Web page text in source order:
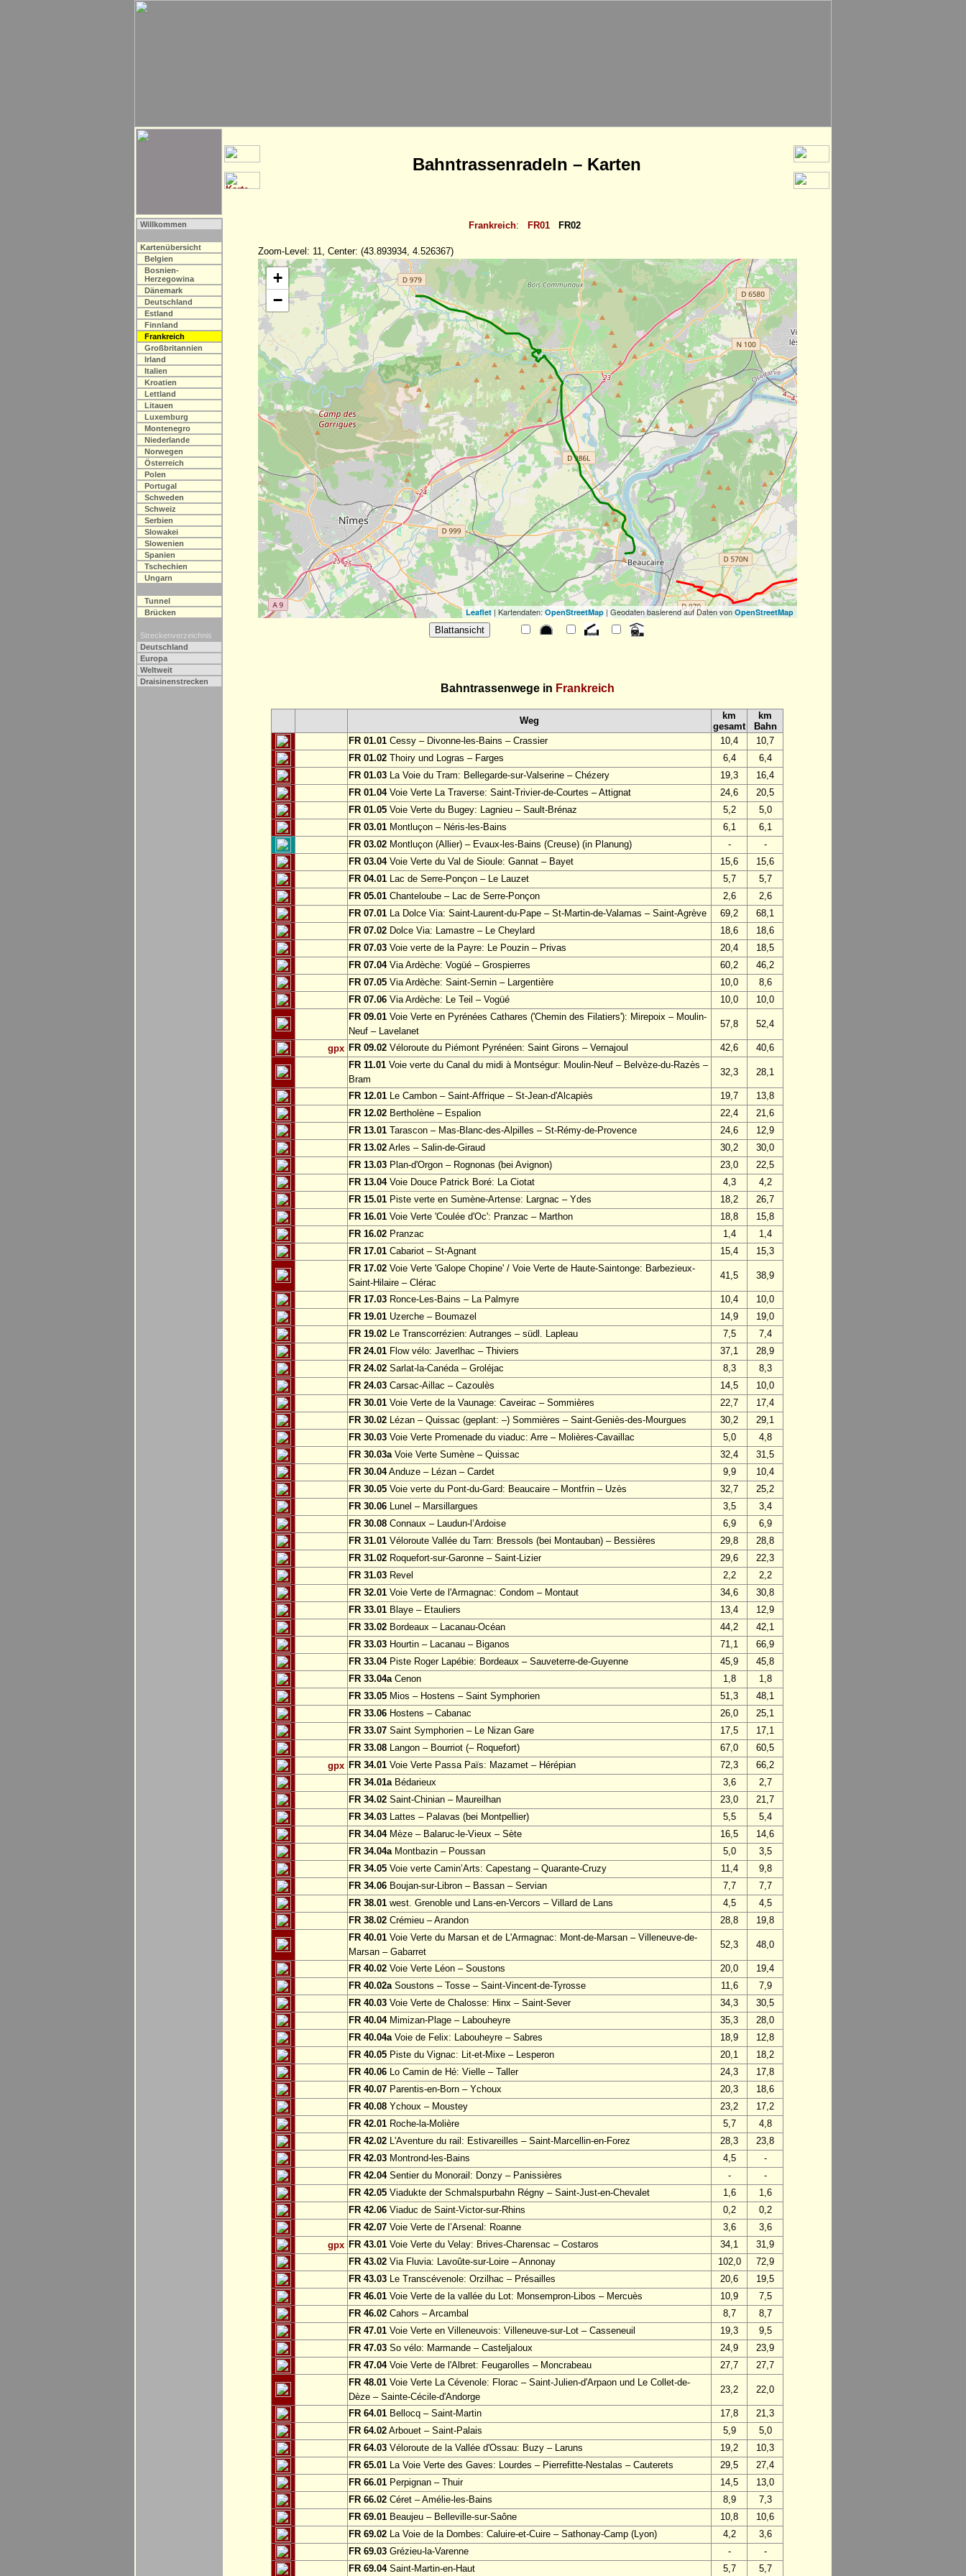
Bahntrassenradeln – Karten
Willkommen
Kartenübersicht
Belgien
Bosnien-
Herzegowina
Dänemark
Deutschland
Estland
Finnland
Frankreich
Großbritannien
Irland
Italien
Kroatien
Lettland
Litauen
Luxemburg
Montenegro
Niederlande
Norwegen
Österreich
Polen
Portugal
Schweden
Schweiz
Serbien
Slowakei
Slowenien
Spanien
Tschechien
Ungarn
Tunnel
Brücken
Streckenverzeichnis
Deutschland
Europa
Weltweit
Draisinenstrecken
Frankreich: FR01 FR02
Zoom-Level: 11, Center: (43.893934, 4.526367)
+
−
Leaflet| Kartendaten: OpenStreetMap| Geodaten basierend auf Daten von OpenStreetMap
Bahntrassenwege in Frankreich
Weg
km
gesamt
km
Bahn
FR 01.01 Cessy – Divonne-les-Bains – Crassier 10,4
10,7
FR 01.02 Thoiry und Logras – Farges 6,4
6,4
FR 01.03 La Voie du Tram: Bellegarde-sur-Valserine – Chézery 19,3
16,4
FR 01.04Voie Verte La Traverse: Saint-Trivier-de-Courtes – Attignat 24,6
20,5
FR 01.05 Voie Verte du Bugey: Lagnieu – Sault-Brénaz 5,2
5,0
FR 03.01 Montluçon – Néris-les-Bains 6,1
6,1
FR 03.02 Montluçon (Allier) – Evaux-les-Bains (Creuse) (in Planung) -
-
FR 03.04Voie Verte du Val de Sioule: Gannat – Bayet 15,6
15,6
FR 04.01 Lac de Serre-Ponçon – Le Lauzet 5,7
5,7
FR 05.01 Chanteloube – Lac de Serre-Ponçon 2,6
2,6
FR 07.01 La Dolce Via: Saint-Laurent-du-Pape – St-Martin-de-Valamas – Saint-Agrève 69,2
68,1
FR 07.02 Dolce Via: Lamastre – Le Cheylard 18,6
18,6
FR 07.03 Voie verte de la Payre: Le Pouzin – Privas 20,4
18,5
FR 07.04Via Ardèche: Vogüé – Grospierres 60,2
46,2
FR 07.05 Via Ardèche: Saint-Sernin – Largentière 10,0
8,6
FR 07.06 Via Ardèche: Le Teil – Vogüé 10,0
10,0
FR 09.01 Voie Verte en Pyrénées Cathares ('Chemin des Filatiers'): Mirepoix – Moulin-
Neuf – Lavelanet
57,8 52,4
gpx FR 09.02 Véloroute du Piémont Pyrénéen: Saint Girons – Vernajoul 42,6
40,6
FR 11.01 Voie verte du Canal du midi à Montségur: Moulin-Neuf – Belvèze-du-Razès –
Bram
32,3 28,1
FR 12.01 Le Cambon – Saint-Affrique – St-Jean-d'Alcapiès 19,7
13,8
FR 12.02 Bertholène – Espalion 22,4
21,6
FR 13.01 Tarascon – Mas-Blanc-des-Alpilles – St-Rémy-de-Provence 24,6
12,9
FR 13.02 Arles – Salin-de-Giraud 30,2
30,0
FR 13.03 Plan-d'Orgon – Rognonas (bei Avignon) 23,0
22,5
FR 13.04Voie Douce Patrick Boré: La Ciotat 4,3
4,2
FR 15.01 Piste verte en Sumène-Artense: Largnac – Ydes 18,2
26,7
FR 16.01 Voie Verte 'Coulée d'Oc': Pranzac – Marthon 18,8
15,8
FR 16.02 Pranzac 1,4
1,4
FR 17.01 Cabariot – St-Agnant 15,4
15,3
FR 17.02 Voie Verte 'Galope Chopine' / Voie Verte de Haute-Saintonge: Barbezieux-
Saint-Hilaire – Clérac
41,5 38,9
FR 17.03 Ronce-Les-Bains – La Palmyre 10,4
10,0
FR 19.01 Uzerche – Boumazel 14,9
19,0
FR 19.02 Le Transcorrézien: Autranges – südl. Lapleau 7,5
7,4
FR 24.01 Flow vélo: Javerlhac – Thiviers 37,1
28,9
FR 24.02 Sarlat-la-Canéda – Groléjac 8,3
8,3
FR 24.03 Carsac-Aillac – Cazoulès 14,5
10,0
FR 30.01 Voie Verte de la Vaunage: Caveirac – Sommières 22,7
17,4
FR 30.02 Lézan – Quissac (geplant: –) Sommières – Saint-Geniès-des-Mourgues 30,2
29,1
FR 30.03 Voie Verte Promenade du viaduc: Arre – Molières-Cavaillac 5,0
4,8
FR 30.03aVoie Verte Sumène – Quissac 32,4
31,5
FR 30.04Anduze – Lézan – Cardet 9,9
10,4
FR 30.05 Voie verte du Pont-du-Gard: Beaucaire – Montfrin – Uzès 32,7
25,2
FR 30.06 Lunel – Marsillargues 3,5
3,4
FR 30.08 Connaux – Laudun-l’Ardoise 6,9
6,9
FR 31.01 Véloroute Vallée du Tarn: Bressols (bei Montauban) – Bessières 29,8
28,8
FR 31.02 Roquefort-sur-Garonne – Saint-Lizier 29,6
22,3
FR 31.03 Revel 2,2
2,2
FR 32.01 Voie Verte de l'Armagnac: Condom – Montaut 34,6
30,8
FR 33.01 Blaye – Etauliers 13,4
12,9
FR 33.02 Bordeaux – Lacanau-Océan 44,2
42,1
FR 33.03 Hourtin – Lacanau – Biganos 71,1
66,9
FR 33.04Piste Roger Lapébie: Bordeaux – Sauveterre-de-Guyenne 45,9
45,8
FR 33.04aCenon 1,8
1,8
FR 33.05 Mios – Hostens – Saint Symphorien 51,3
48,1
FR 33.06 Hostens – Cabanac 26,0
25,1
FR 33.07 Saint Symphorien – Le Nizan Gare 17,5
17,1
FR 33.08 Langon – Bourriot (– Roquefort) 67,0
60,5
gpx FR 34.01 Voie Verte Passa Païs: Mazamet – Hérépian 72,3
66,2
FR 34.01aBédarieux 3,6
2,7
FR 34.02 Saint-Chinian – Maureilhan 23,0
21,7
FR 34.03 Lattes – Palavas (bei Montpellier) 5,5
5,4
FR 34.04Mèze – Balaruc-le-Vieux – Sète 16,5
14,6
FR 34.04aMontbazin – Poussan 5,0
3,5
FR 34.05 Voie verte Camin’Arts: Capestang – Quarante-Cruzy 11,4
9,8
FR 34.06 Boujan-sur-Libron – Bassan – Servian 7,7
7,7
FR 38.01 west. Grenoble und Lans-en-Vercors – Villard de Lans 4,5
4,5
FR 38.02 Crémieu – Arandon 28,8
19,8
FR 40.01 Voie Verte du Marsan et de L'Armagnac: Mont-de-Marsan – Villeneuve-de-
Marsan – Gabarret
52,3 48,0
FR 40.02 Voie Verte Léon – Soustons 20,0
19,4
FR 40.02aSoustons – Tosse – Saint-Vincent-de-Tyrosse 11,6
7,9
FR 40.03 Voie Verte de Chalosse: Hinx – Saint-Sever 34,3
30,5
FR 40.04Mimizan-Plage – Labouheyre 35,3
28,0
FR 40.04aVoie de Felix: Labouheyre – Sabres 18,9
12,8
FR 40.05 Piste du Vignac: Lit-et-Mixe – Lesperon 20,1
18,2
FR 40.06 Lo Camin de Hé: Vielle – Taller 24,3
17,8
FR 40.07 Parentis-en-Born – Ychoux 20,3
18,6
FR 40.08 Ychoux – Moustey 23,2
17,2
FR 42.01 Roche-la-Molière 5,7
4,8
FR 42.02 L'Aventure du rail: Estivareilles – Saint-Marcellin-en-Forez 28,3
23,8
FR 42.03 Montrond-les-Bains 4,5
-
FR 42.04Sentier du Monorail: Donzy – Panissières -
-
FR 42.05 Viadukte der Schmalspurbahn Régny – Saint-Just-en-Chevalet 1,6
1,6
FR 42.06 Viaduc de Saint-Victor-sur-Rhins 0,2
0,2
FR 42.07 Voie Verte de l’Arsenal: Roanne 3,6
3,6
gpx FR 43.01 Voie Verte du Velay: Brives-Charensac – Costaros 34,1
31,9
FR 43.02 Via Fluvia: Lavoûte-sur-Loire – Annonay 102,0
72,9
FR 43.03 Le Transcévenole: Orzilhac – Présailles 20,6
19,5
FR 46.01 Voie Verte de la vallée du Lot: Monsempron-Libos – Mercuès 10,9
7,5
FR 46.02 Cahors – Arcambal 8,7
8,7
FR 47.01 Voie Verte en Villeneuvois: Villeneuve-sur-Lot – Casseneuil 19,3
9,5
FR 47.03 So vélo: Marmande – Casteljaloux 24,9
23,9
FR 47.04Voie Verte de l'Albret: Feugarolles – Moncrabeau 27,7
27,7
FR 48.01 Voie Verte La Cévenole: Florac – Saint-Julien-d'Arpaon und Le Collet-de-
Dèze – Sainte-Cécile-d'Andorge
23,2 22,0
FR 64.01 Bellocq – Saint-Martin 17,8
21,3
FR 64.02 Arbouet – Saint-Palais 5,9
5,0
FR 64.03 Véloroute de la Vallée d'Ossau: Buzy – Laruns 19,2
10,3
FR 65.01 La Voie Verte des Gaves: Lourdes – Pierrefitte-Nestalas – Cauterets 29,5
27,4
FR 66.01 Perpignan – Thuir 14,5
13,0
FR 66.02 Céret – Amélie-les-Bains 8,9
7,3
FR 69.01 Beaujeu – Belleville-sur-Saône 10,8
10,6
FR 69.02 La Voie de la Dombes: Caluire-et-Cuire – Sathonay-Camp (Lyon) 4,2
3,6
FR 69.03 Grézieu-la-Varenne -
-
FR 69.04Saint-Martin-en-Haut 5,7 5,7